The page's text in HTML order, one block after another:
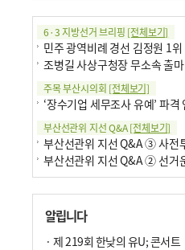
6·3 지방선거 브리핑 [전체보기]
민주 광역비례 경선 김정원 1위
조병길 사상구청장 무소속 출마
주목 부산시의회 [전체보기]
부산선관위 지선 Q&A[전체보기]
알립니다
· 제 219회 한낮의 유U; 콘서트